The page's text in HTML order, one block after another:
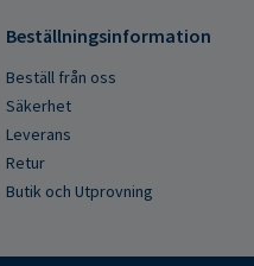
Beställningsinformation
Beställ från oss
Säkerhet
Leverans
Retur
Butik och Utprovning